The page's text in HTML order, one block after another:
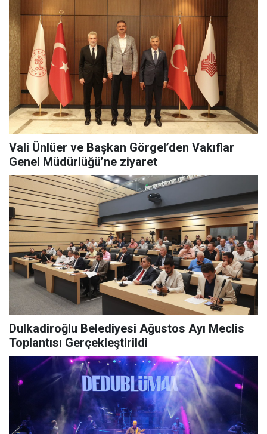
Vali Ünlüer ve Başkan Görgel’den Vakıflar
Genel Müdürlüğü’ne ziyaret
Dulkadiroğlu Belediyesi Ağustos Ayı Meclis
Toplantısı Gerçekleştirildi